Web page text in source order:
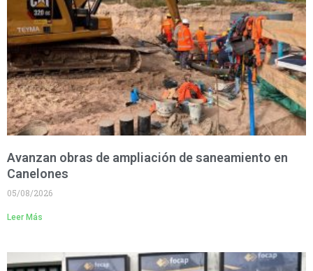
Avanzan obras de ampliación de saneamiento en
Canelones
05/08/2026
Leer Más